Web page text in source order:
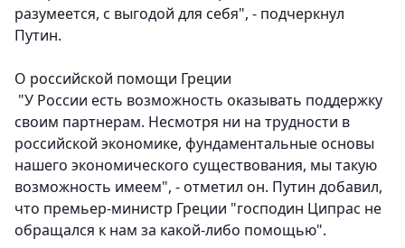
разумеется, с выгодой для себя", - подчеркнул
Путин.
О российской помощи Греции
"У России есть возможность оказывать поддержку
своим партнерам. Несмотря ни на трудности в
российской экономике, фундаментальные основы
нашего экономического существования, мы такую
возможность имеем", - отметил он. Путин добавил,
что премьер-министр Греции "господин Ципрас не
обращался к нам за какой-либо помощью".